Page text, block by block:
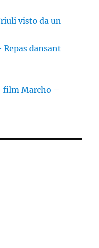
visto da un
dansant
film Marcho –